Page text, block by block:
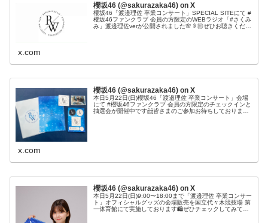
櫻坂46 (@sakurazaka46) on X
櫻坂46「渡邉理佐 卒業コンサート」SPECIAL SITEにて #
櫻坂46ファンクラブ 会員の方限定のWEBラジオ「#さくみ
み」渡邉理佐verが公開されました🌸👂🏻ぜひお聴きくださ
x.com
櫻坂46 (@sakurazaka46) on X
本日5月22日(日)櫻坂46「渡邉理佐 卒業コンサート」会場
にて #櫻坂46ファンクラブ 会員の方限定のチェックインと
抽選会が開催中です📨皆さまのご参加お待ちしております
x.com
櫻坂46 (@sakurazaka46) on X
本日5月22日(日)9:00〜18:00まで「渡邉理佐 卒業コンサー
ト」オフィシャルグッズの会場販売を国立代々木競技場 第
一体育館にて実施しております🛍ぜひチェックしてみてく